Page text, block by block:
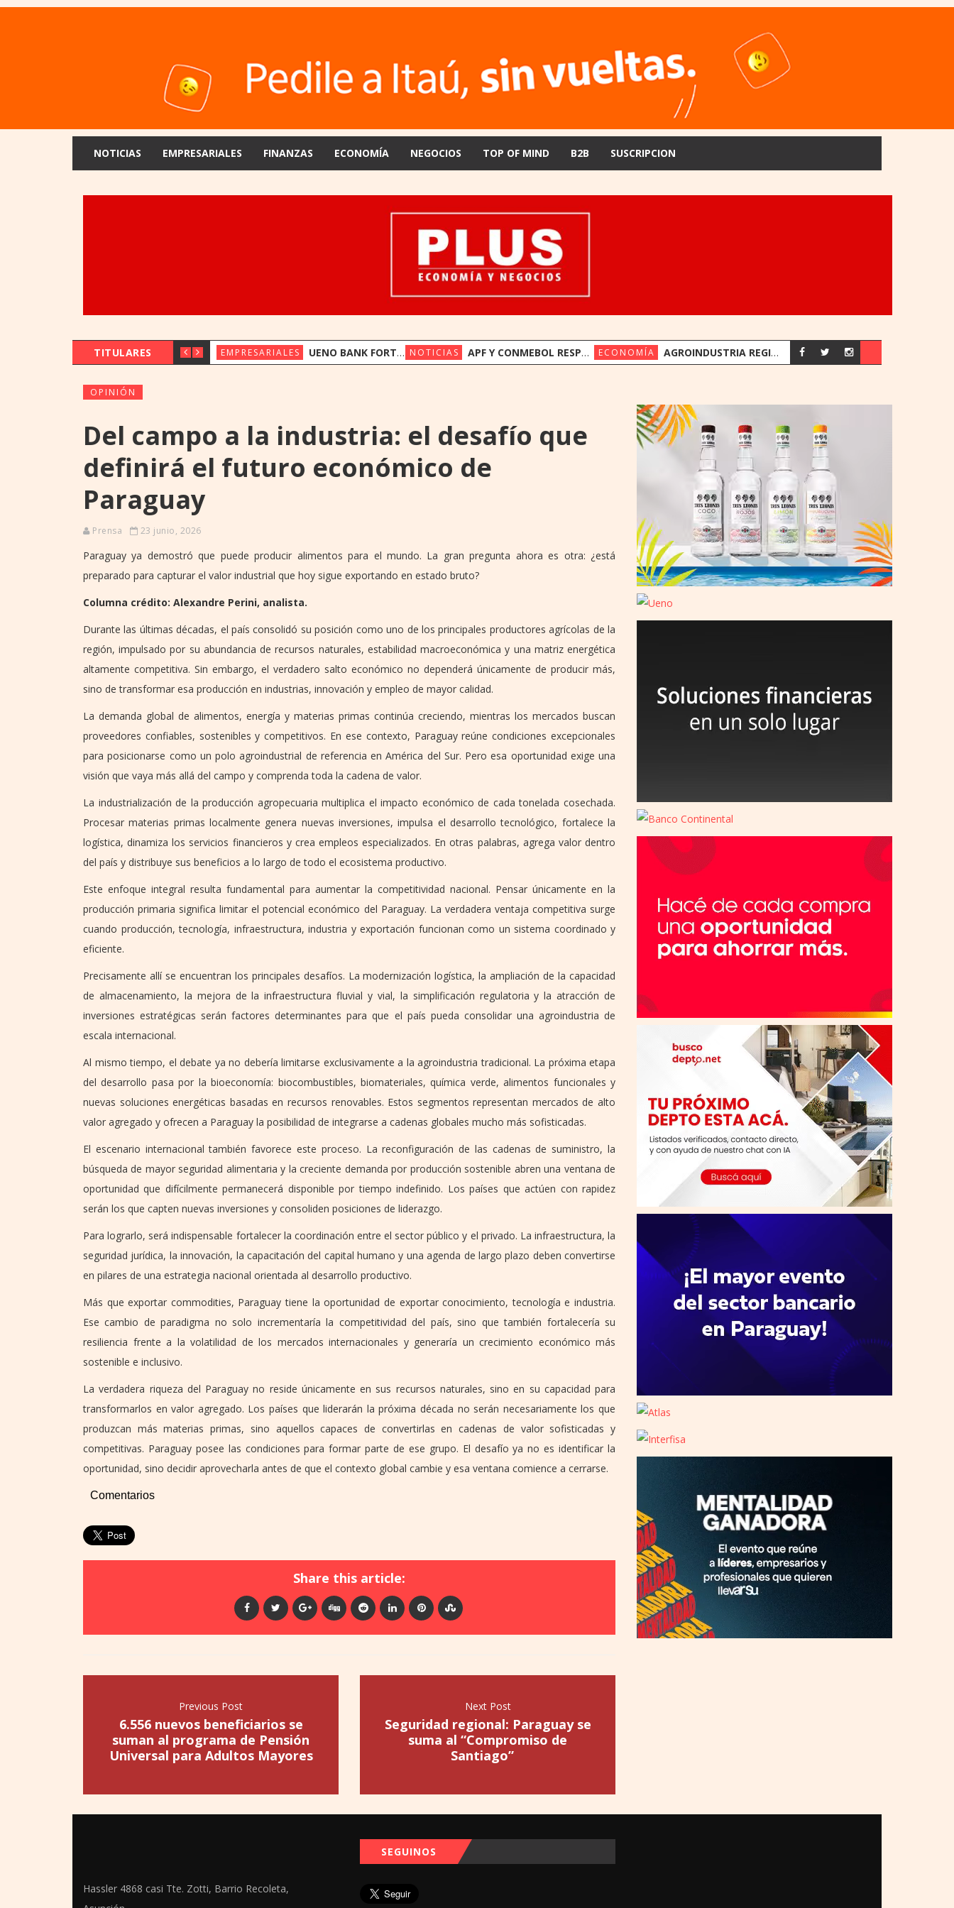
NOTICIAS EMPRESARIALES FINANZAS ECONOMÍA NEGOCIOS TOP OF MIND B2B SUSCRIPCION
TITULARES EMPRESARIALES UENO BANK FORTALECE SU FONDEO INTERNACIONAL CON US$ 17,5 MILLONES DE TRIODOS BANK Y GAWA CAPITAL NOTICIAS APF Y CONMEBOL RESPALDAN A LA FIFA Y LLAMAN A PRESERVAR LA INSTITUCIONALIDAD ECONOMÍA AGROINDUSTRIA REGISTRA SU MEJOR PRIMER SEMESTRE DESDE 2018
OPINIÓN
Del campo a la industria: el desafío que
definirá el futuro económico de
Paraguay
Prensa 23 junio, 2026
Paraguay ya demostró que puede producir alimentos para el mundo. La gran pregunta ahora es otra: ¿está
preparado para capturar el valor industrial que hoy sigue exportando en estado bruto?
Columna crédito: Alexandre Perini, analista.
Durante las últimas décadas, el país consolidó su posición como uno de los principales productores agrícolas de la
región, impulsado por su abundancia de recursos naturales, estabilidad macroeconómica y una matriz energética
altamente competitiva. Sin embargo, el verdadero salto económico no dependerá únicamente de producir más,
sino de transformar esa producción en industrias, innovación y empleo de mayor calidad.
La demanda global de alimentos, energía y materias primas continúa creciendo, mientras los mercados buscan
proveedores confiables, sostenibles y competitivos. En ese contexto, Paraguay reúne condiciones excepcionales
para posicionarse como un polo agroindustrial de referencia en América del Sur. Pero esa oportunidad exige una
visión que vaya más allá del campo y comprenda toda la cadena de valor.
La industrialización de la producción agropecuaria multiplica el impacto económico de cada tonelada cosechada.
Procesar materias primas localmente genera nuevas inversiones, impulsa el desarrollo tecnológico, fortalece la
logística, dinamiza los servicios financieros y crea empleos especializados. En otras palabras, agrega valor dentro
del país y distribuye sus beneficios a lo largo de todo el ecosistema productivo.
Este enfoque integral resulta fundamental para aumentar la competitividad nacional. Pensar únicamente en la
producción primaria significa limitar el potencial económico del Paraguay. La verdadera ventaja competitiva surge
cuando producción, tecnología, infraestructura, industria y exportación funcionan como un sistema coordinado y
eficiente.
Precisamente allí se encuentran los principales desafíos. La modernización logística, la ampliación de la capacidad
de almacenamiento, la mejora de la infraestructura fluvial y vial, la simplificación regulatoria y la atracción de
inversiones estratégicas serán factores determinantes para que el país pueda consolidar una agroindustria de
escala internacional.
Al mismo tiempo, el debate ya no debería limitarse exclusivamente a la agroindustria tradicional. La próxima etapa
del desarrollo pasa por la bioeconomía: biocombustibles, biomateriales, química verde, alimentos funcionales y
nuevas soluciones energéticas basadas en recursos renovables. Estos segmentos representan mercados de alto
valor agregado y ofrecen a Paraguay la posibilidad de integrarse a cadenas globales mucho más sofisticadas.
El escenario internacional también favorece este proceso. La reconfiguración de las cadenas de suministro, la
búsqueda de mayor seguridad alimentaria y la creciente demanda por producción sostenible abren una ventana de
oportunidad que difícilmente permanecerá disponible por tiempo indefinido. Los países que actúen con rapidez
serán los que capten nuevas inversiones y consoliden posiciones de liderazgo.
Para lograrlo, será indispensable fortalecer la coordinación entre el sector público y el privado. La infraestructura, la
seguridad jurídica, la innovación, la capacitación del capital humano y una agenda de largo plazo deben convertirse
en pilares de una estrategia nacional orientada al desarrollo productivo.
Más que exportar commodities, Paraguay tiene la oportunidad de exportar conocimiento, tecnología e industria.
Ese cambio de paradigma no solo incrementaría la competitividad del país, sino que también fortalecería su
resiliencia frente a la volatilidad de los mercados internacionales y generaría un crecimiento económico más
sostenible e inclusivo.
La verdadera riqueza del Paraguay no reside únicamente en sus recursos naturales, sino en su capacidad para
transformarlos en valor agregado. Los países que liderarán la próxima década no serán necesariamente los que
produzcan más materias primas, sino aquellos capaces de convertirlas en cadenas de valor sofisticadas y
competitivas. Paraguay posee las condiciones para formar parte de ese grupo. El desafío ya no es identificar la
oportunidad, sino decidir aprovecharla antes de que el contexto global cambie y esa ventana comience a cerrarse.
Comentarios
Share this article:
Previous Post
6.556 nuevos beneficiarios se
suman al programa de Pensión
Universal para Adultos Mayores
Next Post
Seguridad regional: Paraguay se
suma al “Compromiso de
Santiago”
Hassler 4868 casi Tte. Zotti, Barrio Recoleta,
SEGUINOS